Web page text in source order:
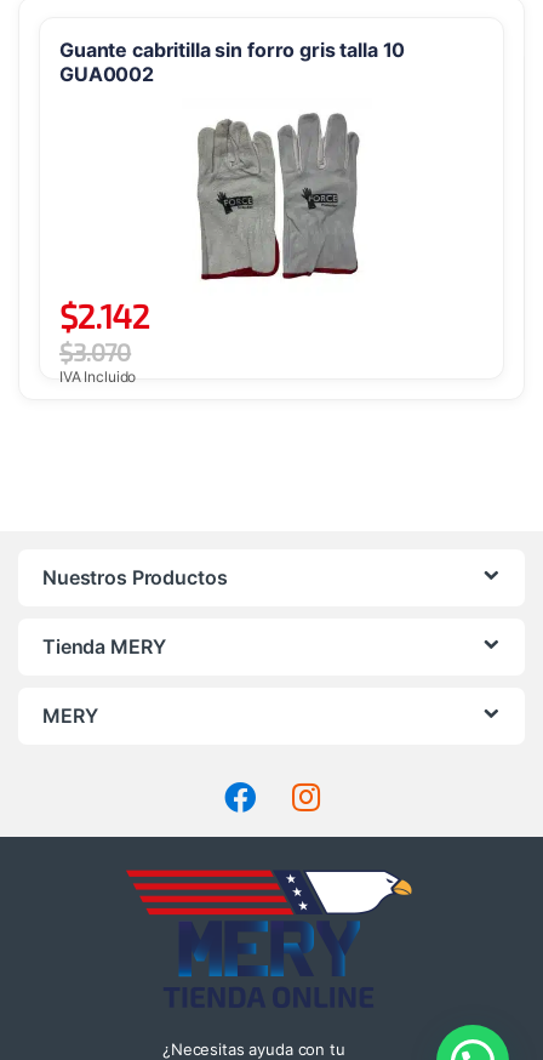
Guante cabritilla sin forro gris talla 10
GUA0002
$2.142
$3.070
IVA Incluido
Nuestros Productos
Tienda MERY
MERY
¿Necesitas ayuda con tu